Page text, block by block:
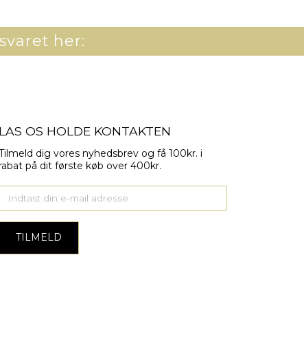
her:
LAS OS HOLDE KONTAKTEN
dig vores nyhedsbrev og få 100kr. i
på dit første køb over 400kr.